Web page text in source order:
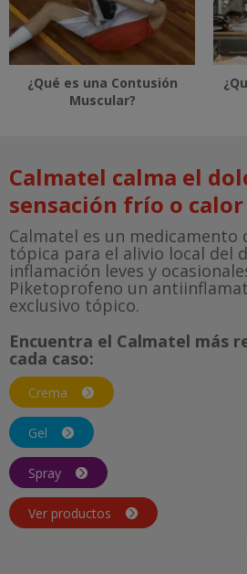
¿Qué es una Contusión
Muscular?
Calmatel calma el
sensación frío o calor
Calmatel es un medicamento
tópica para el alivio local del
inflamación leves y
Piketoprofeno un
exclusivo tópico.
Encuentra el Calmatel más
cada caso:
Crema
Gel
Spray
Ver productos